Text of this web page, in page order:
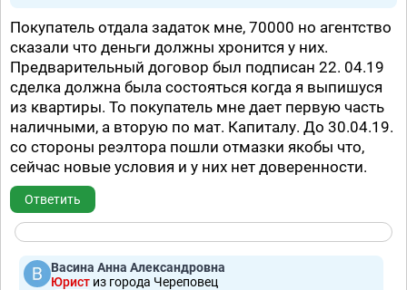
Покупатель отдала задаток мне, 70000 но агентство
сказали что деньги должны хронится у них.
Предварительный договор был подписан 22. 04.19
сделка должна была состояться когда я выпишуся
из квартиры. То покупатель мне дает первую часть
наличными, а вторую по мат. Капиталу. До 30.04.19.
со стороны реэлтора пошли отмазки якобы что,
сейчас новые условия и у них нет доверенности.
Ответить
Васина Анна Александровна
Юрист из города Череповец